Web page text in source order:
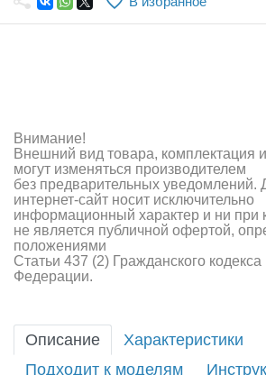
Аппаратура и электроника
Аккумуляторы и батарейки
Зарядные устройства и блоки питания
Двигатели
Технические жидкости
Оптовая продажа запчастей для моделей
Внимание!
Внешний вид товара, комплектация
могут изменяться производителем
без предварительных уведомлений.
интернет-сайт носит исключительно
информационный характер и ни при
не является публичной офертой,
положениями
Статьи 437 (2) Гражданского кодекса
Федерации.
Описание
Характеристики
Подходит к моделям